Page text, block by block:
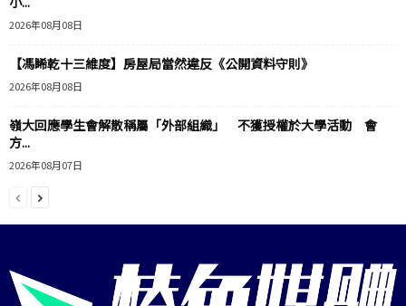
2026年08月08日
【馮睎乾十三維度】房屋局當然違反《公開資料守則》
2026年08月08日
嶺大回應學生會解散稱屬「外部組織」 不獲授權於大學活動 會
方...
2026年08月07日